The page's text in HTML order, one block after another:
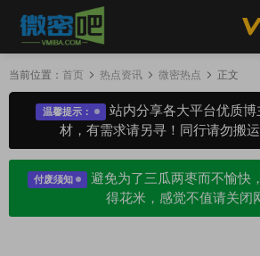
当前位置： 首页 热点资讯 微密热点 正文
温馨提示：
站内分享各大平台优质
材，有需求请另寻！同行请勿搬
付废须知
避免为了三瓜两枣而不愉快
得花米，感觉不值请关闭